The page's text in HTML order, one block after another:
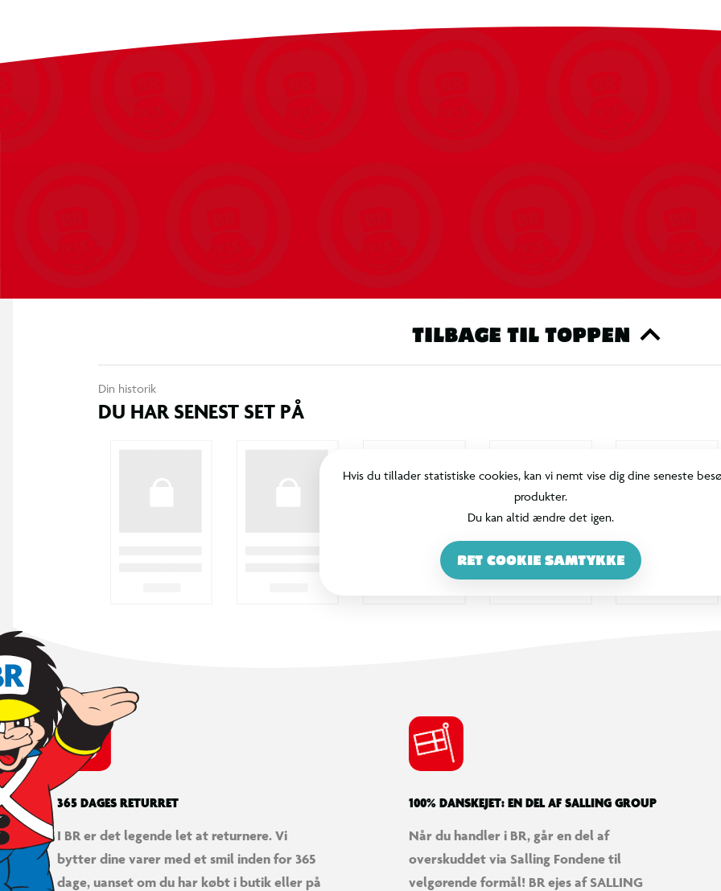
TILBAGE TIL TOPPEN
Din historik
DU HAR SENEST SET PÅ
Hvis du tillader statistiske cookies, kan vi nemt vise dig dine seneste
produkter.
Du kan altid ændre det igen.
RET COOKIE SAMTYKKE
365 DAGES RETURRET
I BR er det legende let at returnere. Vi
bytter dine varer med et smil inden for 365
dage, uanset om du har købt i butik eller på
100% DANSKEJET: EN DEL AF SALLING GROUP
Når du handler i BR, går en del af
overskuddet via Salling Fondene til
velgørende formål! BR ejes af SALLING